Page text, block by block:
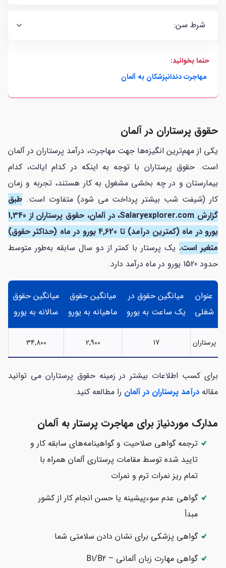
شرط سن:
حتما بخوانید:
مهاجرت دندانپزشکان به آلمان
حقوق پرستاران در آلمان
یکی از مهم‌ترین انگیزه‌ها جهت مهاجرت، درآمد پرستاران در آلمان
است. حقوق پرستاران با توجه به اینکه در کدام ایالت، کدام
بیمارستان و در چه بخشی مشغول به کار هستند، تجربه و زمان
کار (شیفت شب بیشتر پرداخت می شود) متفاوت است. طبق
گزارش Salaryexplorer.com، در آلمان، حقوق پرستاران از
1,340
یورو در ماه (کمترین درآمد) تا 4,620یورو در ماه (حداکثر حقوق)
متغیر است. یک پرستار با کمتر از دو سال سابقه به‌طور متوسط
حدود 1520 یورو در ماه درآمد دارد.
عنوان
شغلی
میانگین حقوق در
یک ساعت به یورو
میانگین حقوق
ماهیانه به یورو
میانگین حقوق
سالانه به یورو
پرستاران 17
2,900
34,800
برای کسب اطلاعات بیشتر در زمینه حقوق پرستاران می توانید
مقاله درآمد پرستاران در آلمان را مطالعه کنید.
مدارک موردنیاز برای مهاجرت پرستار به آلمان
ترجمه گواهی صلاحیت و گواهینامه‌های سابقه کار و
تایید شده توسط مقامات پرستاری آلمان همراه با
تمام ریز نمرات ترم و نمرات
گواهی عدم سوء‌پیشینه یا حسن انجام کار از کشور
مبدأ
گواهی پزشکی برای نشان دادن سلامتی شما
گواهی مهارت زبان آلمانی B1/B2 –